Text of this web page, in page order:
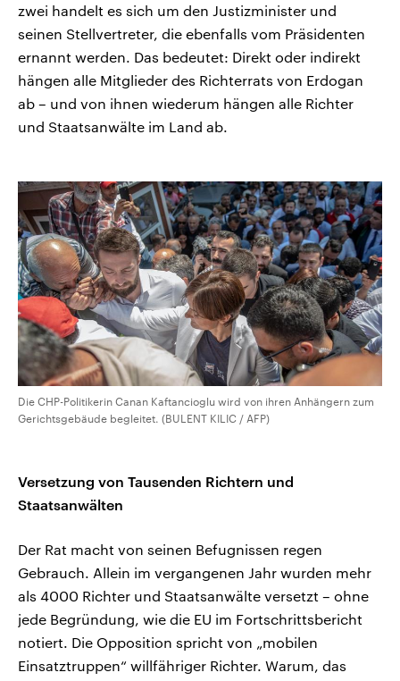
zwei handelt es sich um den Justizminister und
seinen Stellvertreter, die ebenfalls vom Präsidenten
ernannt werden. Das bedeutet: Direkt oder indirekt
hängen alle Mitglieder des Richterrats von Erdogan
ab – und von ihnen wiederum hängen alle Richter
und Staatsanwälte im Land ab.
Die CHP-Politikerin Canan Kaftancioglu wird von ihren Anhängern zum
Gerichtsgebäude begleitet. (BULENT KILIC / AFP)
Versetzung von Tausenden Richtern und
Staatsanwälten
Der Rat macht von seinen Befugnissen regen
Gebrauch. Allein im vergangenen Jahr wurden mehr
als 4000 Richter und Staatsanwälte versetzt – ohne
jede Begründung, wie die EU im Fortschrittsbericht
notiert. Die Opposition spricht von „mobilen
Einsatztruppen“ willfähriger Richter. Warum, das